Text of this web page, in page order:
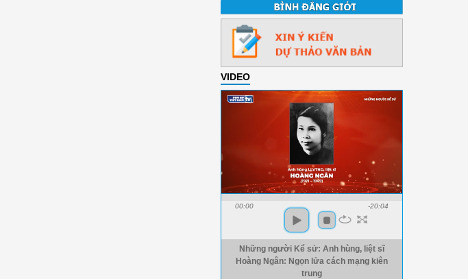
VIDEO
00:00 -20:04
Những người Kể sử: Anh hùng, liệt sĩ
Hoàng Ngân: Ngọn lửa cách mạng kiên
trung